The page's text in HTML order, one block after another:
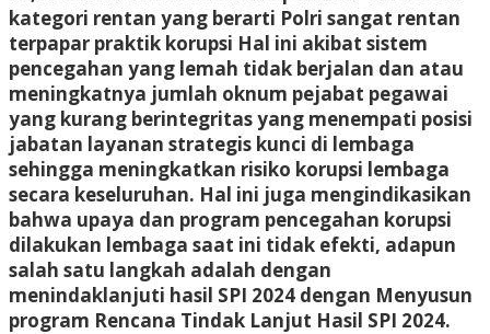
kategori rentan yang berarti Polri sangat rentan
terpapar praktik korupsi Hal ini akibat sistem
pencegahan yang lemah tidak berjalan dan atau
meningkatnya jumlah oknum pejabat pegawai
yang kurang berintegritas yang menempati posisi
jabatan layanan strategis kunci di lembaga
sehingga meningkatkan risiko korupsi lembaga
secara keseluruhan. Hal ini juga mengindikasikan
bahwa upaya dan program pencegahan korupsi
dilakukan lembaga saat ini tidak efekti, adapun
salah satu langkah adalah dengan
menindaklanjuti hasil SPI 2024 dengan Menyusun
program Rencana Tindak Lanjut Hasil SPI 2024.